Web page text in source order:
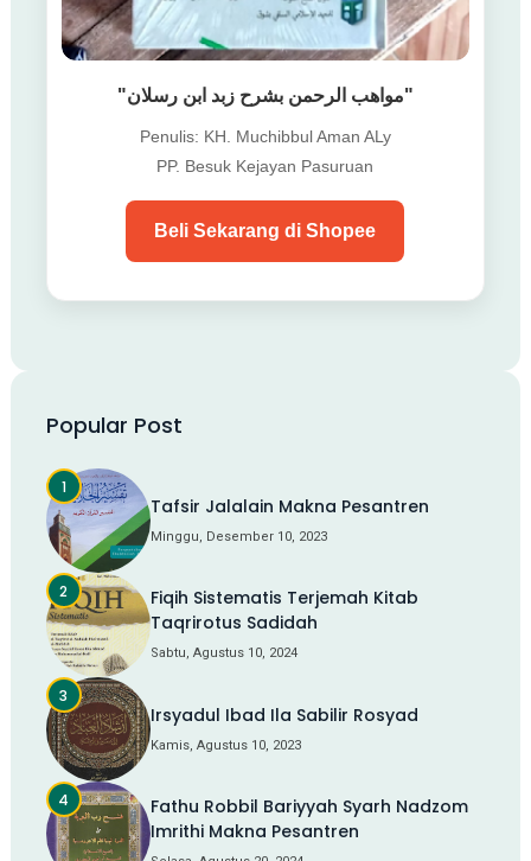
"مواهب الرحمن بشرح زبد ابن رسلان"
Penulis: KH. Muchibbul Aman ALy
PP. Besuk Kejayan Pasuruan
Beli Sekarang di Shopee
Popular Post
Tafsir Jalalain Makna Pesantren
Minggu, Desember 10, 2023
Fiqih Sistematis Terjemah Kitab
Taqrirotus Sadidah
Sabtu, Agustus 10, 2024
Irsyadul Ibad Ila Sabilir Rosyad
Kamis, Agustus 10, 2023
Fathu Robbil Bariyyah Syarh Nadzom
Imrithi Makna Pesantren